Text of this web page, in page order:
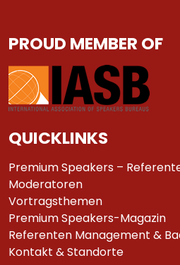
PROUD MEMBER OF
QUICKLINKS
Premium Speakers –
Moderatoren
Vortragsthemen
Premium Speakers-Magazin
Referenten Management &
Kontakt & Standorte